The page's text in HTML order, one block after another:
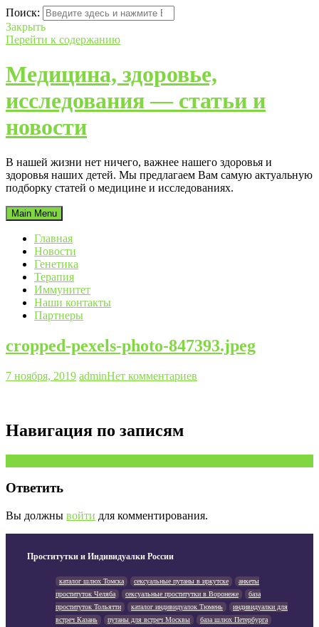
Поиск:
Закрыть
Перейти к содержанию
Медицина, здоровье,
исследования — статьи и
новости
В нашей жизни нет ничего, важнее нашего здоровья и
здоровья наших детей. Мы предлагаем Вам самую актуальную
подборку статей о медицине и исследованиях.
Main Menu
Главная
Новости
Генетика
Терапия
Иммунитет
Наши контакты
Партнеры
cropped-pexels-photo-847393.jpeg
7 ноября, 2019 adminНет комментариев
Навигация по записям
Ответить
Вы должны войти для комментирования.
Проститутки и Индивидуалки России
каталог шлюх Томска сексуальные путаны в иркутске
анкеты
проституток Челяба
сексуальные проститутки в Воронеже
база
проституток Тольятти
каталог индивидуалок Тюмень
индивидуалки для
встреч Казань
путаны для встреч Москвы
база шлюх Петербурга